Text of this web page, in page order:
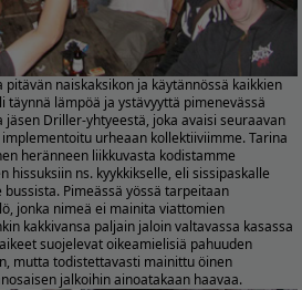
naiskaksikon ja käytännössä kaikkien
täynnä lämpöä ja ystävyyttä pimenevässä
jäsen Driller-yhtyeestä, joka avaisi seuraavan
urheaan kollektiiviimme. Tarina
heränneen liikkuvasta kodistamme
hissuksiin ns. kyykkikselle, eli sissipaskalle
Pimeässä yössä tarpeitaan
jonka nimeä ei mainita viattomien
kakkivansa paljain jaloin valtavassa kasassa
suojelevat oikeamielisiä pahuuden
mutta todistettavasti mainittu öinen
jalkoihin ainoatakaan haavaa.